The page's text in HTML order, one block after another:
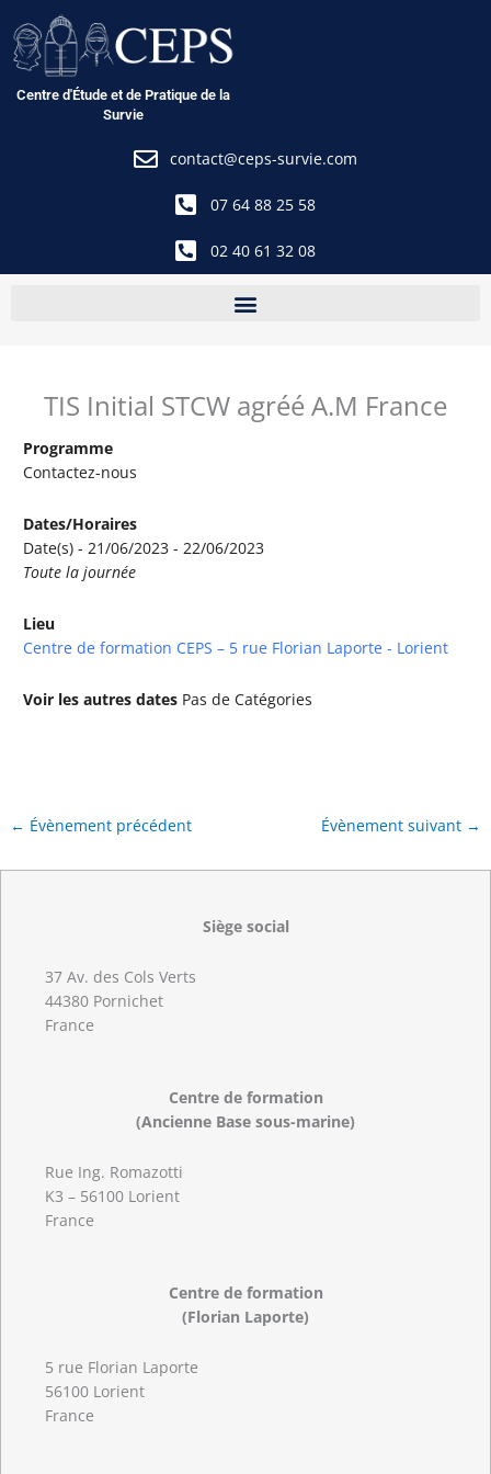
au
contenu
Centre d'Étude et de Pratique de la
Survie
contact@ceps-survie.com
07 64 88 25 58
02 40 61 32 08
TIS Initial STCW agréé A.M France
Programme
Contactez-nous
Dates/Horaires
Date(s) - 21/06/2023 - 22/06/2023
Toute la journée
Lieu
Centre de formation CEPS – 5 rue Florian Laporte - Lorient
Voir les autres dates Pas de Catégories
← Évènement précédent Évènement suivant →
Siège social
37 Av. des Cols Verts
44380 Pornichet
France
Centre de formation
(Ancienne Base sous-marine)
Rue Ing. Romazotti
K3 – 56100 Lorient
France
Centre de formation
(Florian Laporte)
5 rue Florian Laporte
56100 Lorient
France